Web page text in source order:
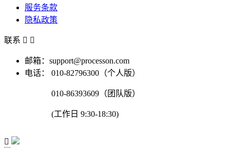
服务条款
隐私政策
联系  
邮箱：support@processon.com
电话：
010-82796300（个人版）
010-86393609（团队版）
(工作日 9:30-18:30)
